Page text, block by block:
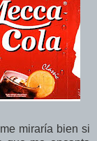
miraría bien si